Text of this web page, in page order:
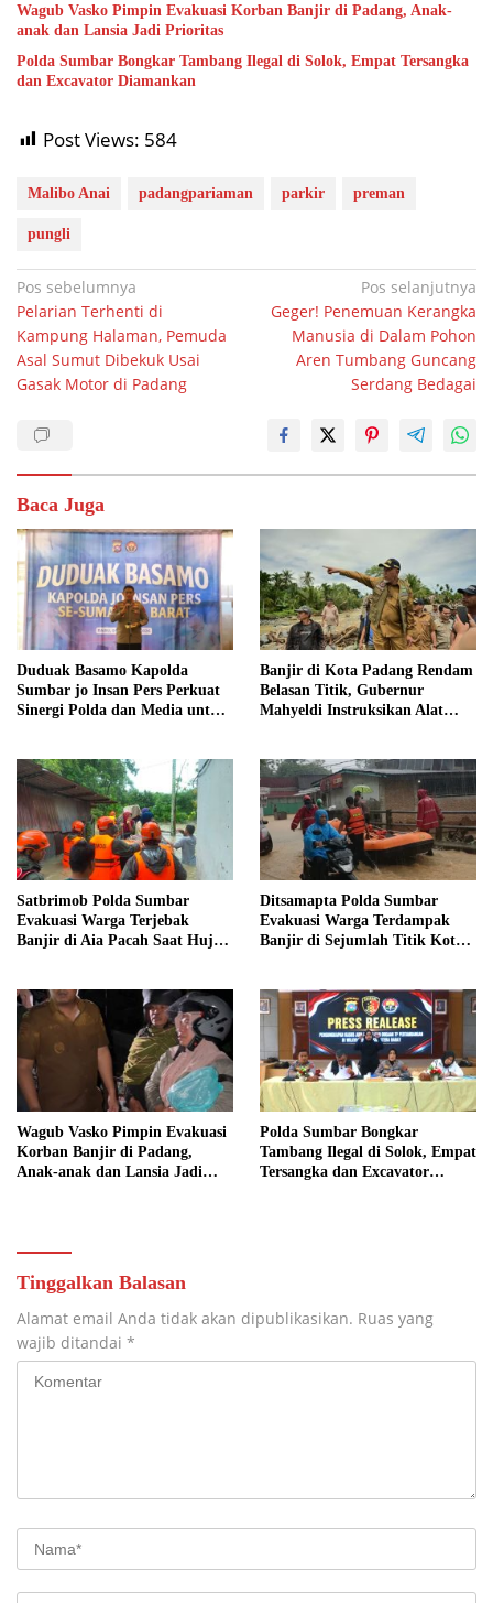
Wagub Vasko Pimpin Evakuasi Korban Banjir di Padang, Anak-
anak dan Lansia Jadi Prioritas
Polda Sumbar Bongkar Tambang Ilegal di Solok, Empat Tersangka
dan Excavator Diamankan
Post Views: 584
Malibo Anai padangpariaman parkir preman
pungli
Navigasi
pos
Pos sebelumnya
Pelarian Terhenti di
Kampung Halaman, Pemuda
Asal Sumut Dibekuk Usai
Gasak Motor di Padang
Pos selanjutnya
Geger! Penemuan Kerangka
Manusia di Dalam Pohon
Aren Tumbang Guncang
Serdang Bedagai
Baca Juga
Duduak Basamo Kapolda
Sumbar jo Insan Pers Perkuat
Sinergi Polda dan Media untuk
Banjir di Kota Padang Rendam
Belasan Titik, Gubernur
Mahyeldi Instruksikan Alat
Satbrimob Polda Sumbar
Evakuasi Warga Terjebak
Banjir di Aia Pacah Saat Hujan
Ditsamapta Polda Sumbar
Evakuasi Warga Terdampak
Banjir di Sejumlah Titik Kota
Wagub Vasko Pimpin Evakuasi
Korban Banjir di Padang,
Anak-anak dan Lansia Jadi
Polda Sumbar Bongkar
Tambang Ilegal di Solok, Empat
Tersangka dan Excavator
Tinggalkan Balasan
Alamat email Anda tidak akan dipublikasikan. Ruas yang
wajib ditandai *